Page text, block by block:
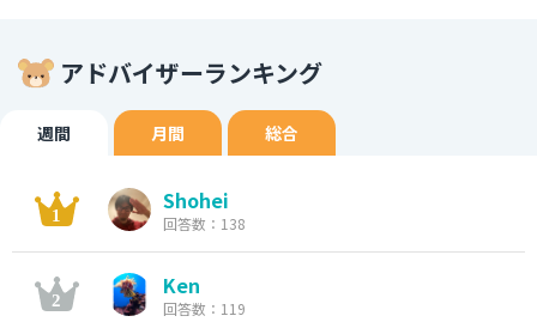
アドバイザーランキング
週間 月間 総合
Shohei
回答数：138
Ken
回答数：119